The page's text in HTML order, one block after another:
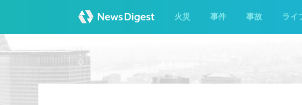
火災 事件 事故 ライ